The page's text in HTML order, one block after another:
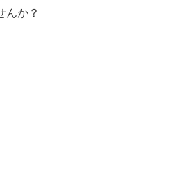
んか？